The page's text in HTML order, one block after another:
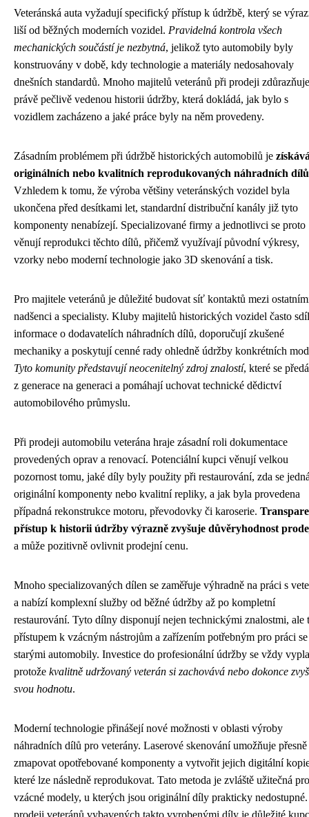
Veteránská auta vyžadují specifický přístup k údržbě, který se
liší od běžných moderních vozidel. Pravidelná kontrola všech
mechanických součástí je nezbytná, jelikož tyto automobily byly
konstruovány v době, kdy technologie a materiály nedosahovaly
dnešních standardů. Mnoho majitelů veteránů při prodeji zdůrazňuje
právě pečlivě vedenou historii údržby, která dokládá, jak bylo s
vozidlem zacházeno a jaké práce byly na něm provedeny.
Zásadním problémem při údržbě historických automobilů je
originálních nebo kvalitních reprodukovaných náhradních dílů
Vzhledem k tomu, že výroba většiny veteránských vozidel byla
ukončena před desítkami let, standardní distribuční kanály již tyto
komponenty nenabízejí. Specializované firmy a jednotlivci se proto
věnují reprodukci těchto dílů, přičemž využívají původní výkresy,
vzorky nebo moderní technologie jako 3D skenování a tisk.
Pro majitele veteránů je důležité budovat síť kontaktů mezi
nadšenci a specialisty. Kluby majitelů historických vozidel často
informace o dodavatelích náhradních dílů, doporučují zkušené
mechaniky a poskytují cenné rady ohledně údržby konkrétních
Tyto komunity představují neocenitelný zdroj znalostí, které se
z generace na generaci a pomáhají uchovat technické dědictví
automobilového průmyslu.
Při prodeji automobilu veterána hraje zásadní roli dokumentace
provedených oprav a renovací. Potenciální kupci věnují velkou
pozornost tomu, jaké díly byly použity při restaurování, zda se
originální komponenty nebo kvalitní repliky, a jak byla provedena
případná rekonstrukce motoru, převodovky či karoserie.
přístup k historii údržby výrazně zvyšuje důvěryhodnost
a může pozitivně ovlivnit prodejní cenu.
Mnoho specializovaných dílen se zaměřuje výhradně na práci s
a nabízí komplexní služby od běžné údržby až po kompletní
restaurování. Tyto dílny disponují nejen technickými znalostmi, ale
přístupem k vzácným nástrojům a zařízením potřebným pro práci se
starými automobily. Investice do profesionální údržby se vždy
protože kvalitně udržovaný veterán si zachovává nebo dokonce
svou hodnotu.
Moderní technologie přinášejí nové možnosti v oblasti výroby
náhradních dílů pro veterány. Laserové skenování umožňuje přesně
zmapovat opotřebované komponenty a vytvořit jejich digitální
které lze následně reprodukovat. Tato metoda je zvláště užitečná pro
vzácné modely, u kterých jsou originální díly prakticky